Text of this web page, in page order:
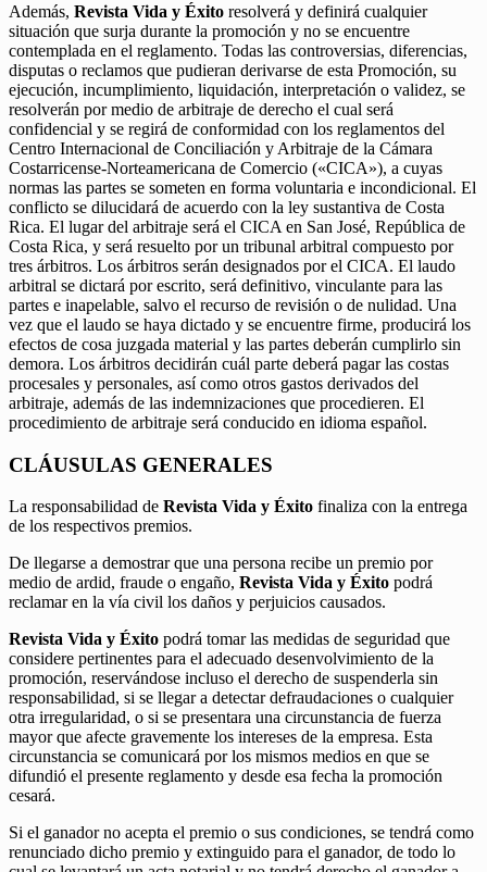
Además, Revista Vida y Éxito resolverá y definirá cualquier
situación que surja durante la promoción y no se encuentre
contemplada en el reglamento. Todas las controversias, diferencias,
disputas o reclamos que pudieran derivarse de esta Promoción, su
ejecución, incumplimiento, liquidación, interpretación o validez, se
resolverán por medio de arbitraje de derecho el cual será
confidencial y se regirá de conformidad con los reglamentos del
Centro Internacional de Conciliación y Arbitraje de la Cámara
Costarricense-Norteamericana de Comercio («CICA»), a cuyas
normas las partes se someten en forma voluntaria e incondicional. El
conflicto se dilucidará de acuerdo con la ley sustantiva de Costa
Rica. El lugar del arbitraje será el CICA en San José, República de
Costa Rica, y será resuelto por un tribunal arbitral compuesto por
tres árbitros. Los árbitros serán designados por el CICA. El laudo
arbitral se dictará por escrito, será definitivo, vinculante para las
partes e inapelable, salvo el recurso de revisión o de nulidad. Una
vez que el laudo se haya dictado y se encuentre firme, producirá los
efectos de cosa juzgada material y las partes deberán cumplirlo sin
demora. Los árbitros decidirán cuál parte deberá pagar las costas
procesales y personales, así como otros gastos derivados del
arbitraje, además de las indemnizaciones que procedieren. El
procedimiento de arbitraje será conducido en idioma español.
CLÁUSULAS GENERALES
La responsabilidad de Revista Vida y Éxito finaliza con la entrega
de los respectivos premios.
De llegarse a demostrar que una persona recibe un premio por
medio de ardid, fraude o engaño, Revista Vida y Éxito podrá
reclamar en la vía civil los daños y perjuicios causados.
Revista Vida y Éxito podrá tomar las medidas de seguridad que
considere pertinentes para el adecuado desenvolvimiento de la
promoción, reservándose incluso el derecho de suspenderla sin
responsabilidad, si se llegar a detectar defraudaciones o cualquier
otra irregularidad, o si se presentara una circunstancia de fuerza
mayor que afecte gravemente los intereses de la empresa. Esta
circunstancia se comunicará por los mismos medios en que se
difundió el presente reglamento y desde esa fecha la promoción
cesará.
Si el ganador no acepta el premio o sus condiciones, se tendrá como
renunciado dicho premio y extinguido para el ganador, de todo lo